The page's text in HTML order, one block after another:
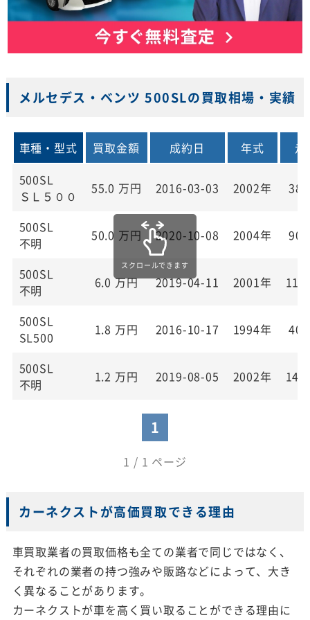
メルセデス・ベンツ 500SLの買取相場・実績
車種・型式 買取金額 成約日 年式
走
500SL
ＳＬ５００
55.0 万円 2016-03-03 2002年
500SL
不明
50.0 万円 2020-10-08 2004年
500SL
不明
6.0万円 2019-04-11 2001年
500SL
SL500
1.8 万円 2016-10-17 1994年
500SL
不明
1.2 万円 2019-08-05 2002年
1
1 / 1 ページ
カーネクストが高価買取できる理由
車買取業者の買取価格も全ての業者で同じではなく、
それぞれの業者の持つ強みや販路などによって、大き
く異なることがあります。
カーネクストが車を高く買い取ることができる理由に